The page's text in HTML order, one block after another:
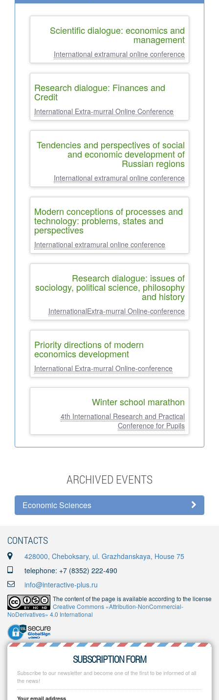
Scientific dialogue: economics and
management
International extramural online conference
Research dialogue: Finances and
Credit
International Extra-murral Online Conference
Tendencies and perspectives of social
and economic development of
Russian regions
International extramural online conference
Modern conceptions of processes and
technology: problems, states and
perspectives
International extramural online conference
Research dialogue: issues of
sociology, political science, philosophy
and history
InternationalExtra-murral Online-conference
Priority directions of modern
economics development
International Extra-murral Online-conference
Winter school marathon
4th International Research and Practical
Conference for Pupils
ARCHIVED EVENTS
Economic Sciences
CONTACTS
428000, Cheboksary, ul. Grazhdanskaya, House 75
telephone: +7 (8352) 222-490
info@interactive-plus.ru
The content of the page is available according to the license
Creative Commons «Attribution-NonCommercial-
NoDerivatives» 4.0 International
SUBSCRIPTION FORM
Subscribe to our newsletter and become one of the first to be informed of all
the news!
Your email address